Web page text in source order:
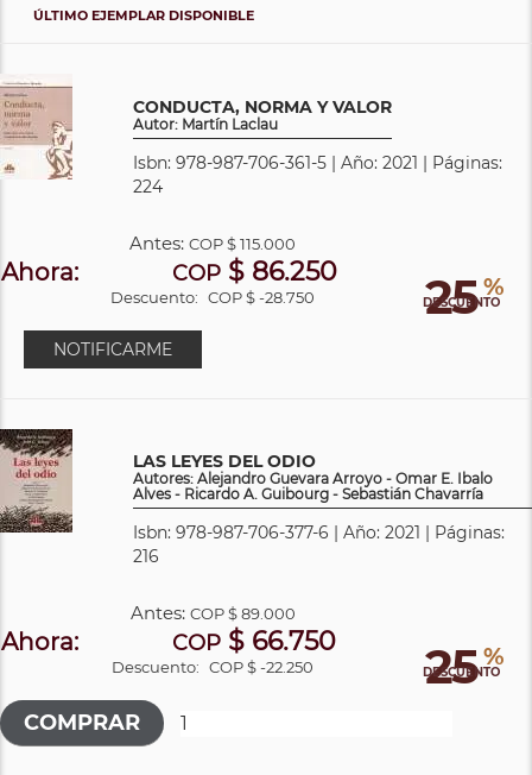
ÚLTIMO EJEMPLAR DISPONIBLE
CONDUCTA, NORMA Y VALOR
Autor: Martín Laclau
Isbn: 978-987-706-361-5 | Año: 2021 | Páginas:
224
25 %
DESCUENTO
Antes:COP$ 115.000
Ahora: COP$ 86.250
Descuento: COP $ -28.750
NOTIFICARME
LAS LEYES DEL ODIO
Autores: Alejandro Guevara Arroyo - Omar E. Ibalo
Alves - Ricardo A. Guibourg - Sebastián Chavarría
Isbn: 978-987-706-377-6 | Año: 2021 | Páginas:
216
25 %
DESCUENTO
Antes: COP$ 89.000
Ahora: COP $ 66.750
Descuento: COP $ -22.250